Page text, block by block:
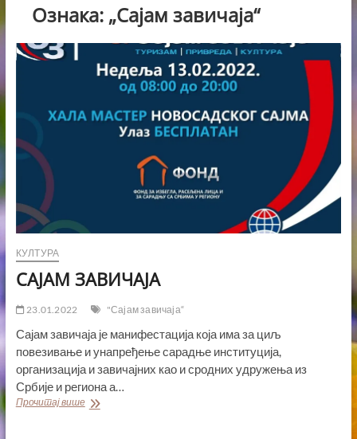
Ознака: „Сајам завичаја“
КУЛТУРА
САЈАМ ЗАВИЧАЈА
23.01.2022 "Сајам завичаја“
Сајам завичаја је манифестација која има за циљ
повезивање и унапређење сарадње институција,
организација и завичајних као и сродних удружења из
Србије и региона а…
Прочитај вишеСАЈАМ